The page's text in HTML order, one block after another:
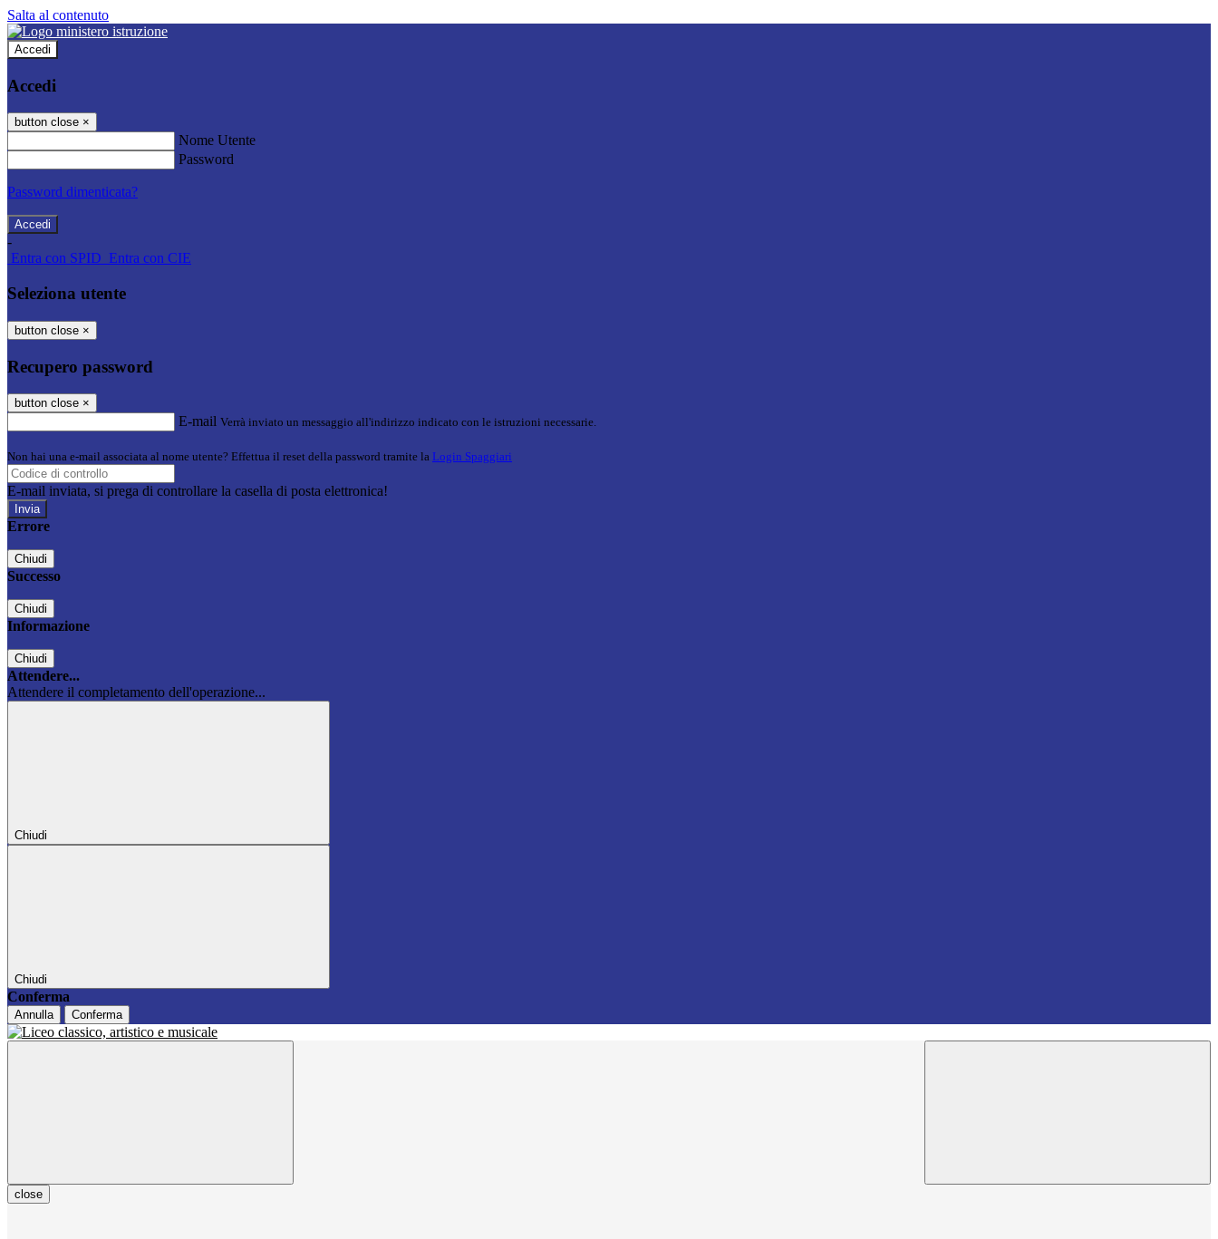
Salta al contenuto
Accedi
Accedi
button close ×
Nome Utente
Password
Password dimenticata?
-
Entra con SPID Entra con CIE
Seleziona utente
button close ×
Recupero password
button close ×
E-mail Verrà inviato un messaggio all'indirizzo indicato con le istruzioni necessarie.
Non hai una e-mail associata al nome utente? Effettua il reset della password tramite la Login Spaggiari
E-mail inviata, si prega di controllare la casella di posta elettronica!
Errore
Chiudi
Successo
Chiudi
Informazione
Chiudi
Attendere...
Attendere il completamento dell'operazione...
Chiudi
Chiudi
Conferma
Annulla Conferma
close